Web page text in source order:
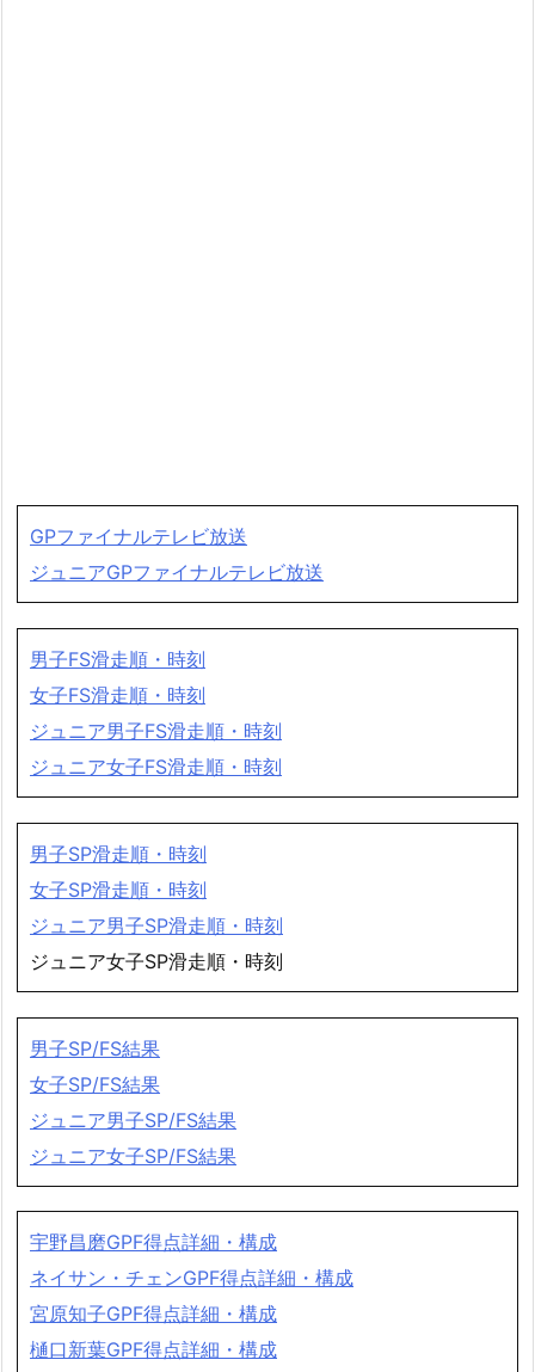
GPファイナルテレビ放送
ジュニアGPファイナルテレビ放送
男子FS滑走順・時刻
女子FS滑走順・時刻
ジュニア男子FS滑走順・時刻
ジュニア女子FS滑走順・時刻
男子SP滑走順・時刻
女子SP滑走順・時刻
ジュニア男子SP滑走順・時刻
ジュニア女子SP滑走順・時刻
男子SP/FS結果
女子SP/FS結果
ジュニア男子SP/FS結果
ジュニア女子SP/FS結果
宇野昌磨GPF得点詳細・構成
ネイサン・チェンGPF得点詳細・構成
宮原知子GPF得点詳細・構成
樋口新葉GPF得点詳細・構成